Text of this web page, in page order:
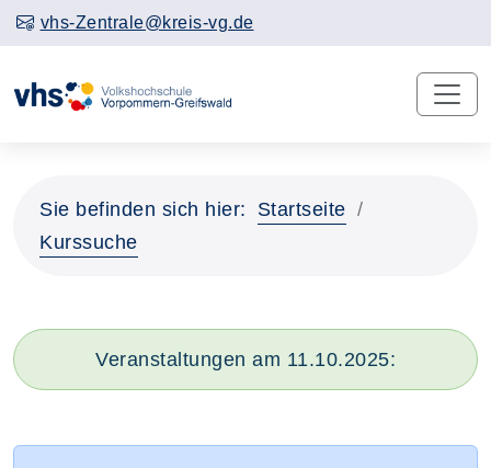
vhs-Zentrale@kreis-vg.de
Sie befinden sich hier:
Startseite
Kurssuche
Veranstaltungen am 11.10.2025: